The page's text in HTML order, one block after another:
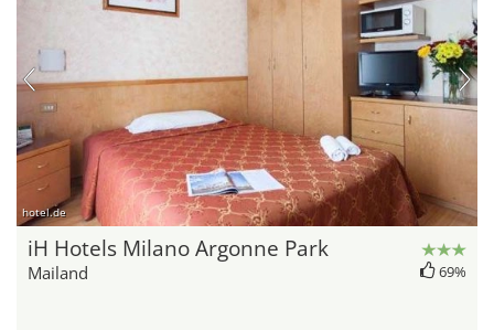
hotel.de
iH Hotels Milano Argonne Park
Mailand 69%